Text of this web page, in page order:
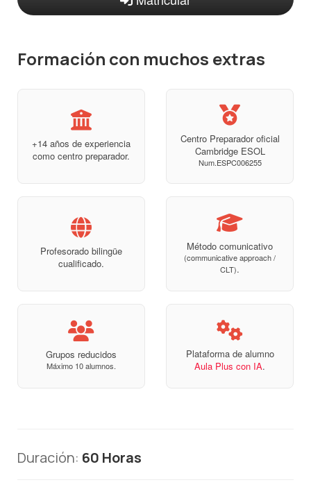
Formación con muchos extras
+14 años de experiencia
como centro preparador.
Centro Preparador oficial
Cambridge ESOL
Num.ESPC006255
Profesorado bilingüe
cualificado.
Método comunicativo
(communicative approach /
CLT).
Grupos reducidos
Máximo 10 alumnos.
Plataforma de alumno
Aula Plus con IA.
Duración: 60 Horas